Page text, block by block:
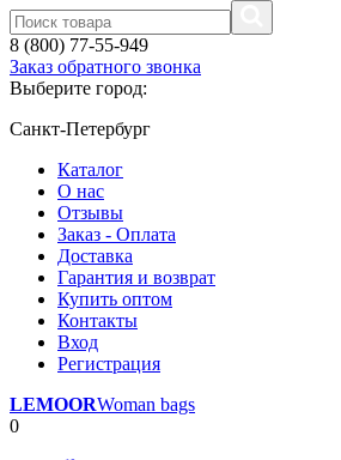
8 (800) 77-55-949
Заказ обратного звонка
Выберите город:
Санкт-Петербург
Каталог
О нас
Отзывы
Заказ - Оплата
Доставка
Гарантия и возврат
Купить оптом
Контакты
Вход
Регистрация
LEMOORWoman bags
0